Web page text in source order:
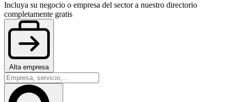
Incluya su negocio o empresa del sector a nuestro directorio
completamente gratis
Alta empresa